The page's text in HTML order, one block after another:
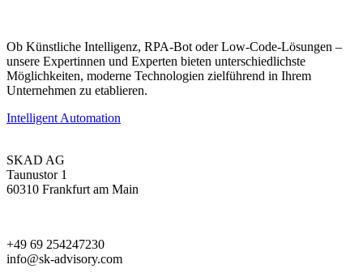
Ob Künstliche Intelligenz, RPA-Bot oder Low-Code-Lösungen –
unsere Expertinnen und Experten bieten unterschiedlichste
Möglichkeiten, moderne Technologien zielführend in Ihrem
Unternehmen zu etablieren.
Intelligent Automation
SKAD AG
Taunustor 1
60310 Frankfurt am Main
+49 69 254247230
info@sk-advisory.com